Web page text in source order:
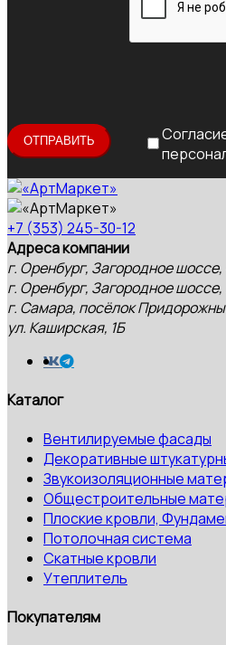
+7 (353) 245-30-12
Адреса компании
г. Оренбург, Загородное шоссе,
г. Оренбург, Загородное
г. Самара, посёлок
ул. Каширская, 1Б
Каталог
Вентилируемые фасады
Декоративные
Звукоизоляционные
Общестроительные
Плоские кровли,
Потолочная система
Скатные кровли
Утеплитель
Покупателям